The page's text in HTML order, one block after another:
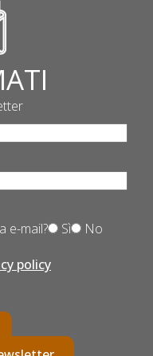
e-mail? Sì No
policy